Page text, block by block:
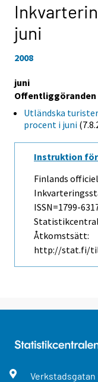
juni
2008
juni
Offentliggöranden
Utländska
procent i juni
Instruktion
Finlands
ISSN=1799-
Åtkomstsätt:
http://stat.fi/
Verkstadsgatan